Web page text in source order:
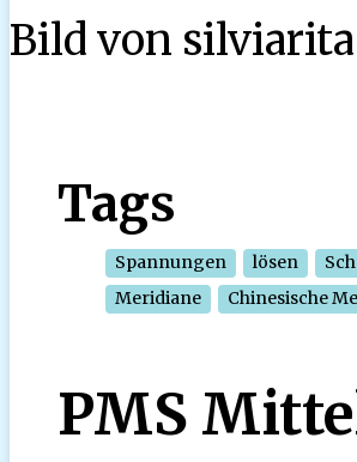
Bild von
Tags
Spannungen lösen
Meridiane
Chinesische
PMS